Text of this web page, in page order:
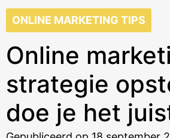
ONLINE MARKETING TIPS
Online
strategie
doe je het